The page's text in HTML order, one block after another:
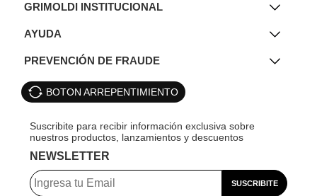
GRIMOLDI INSTITUCIONAL
AYUDA
PREVENCIÓN DE FRAUDE
BOTON ARREPENTIMIENTO
NEWSLETTER